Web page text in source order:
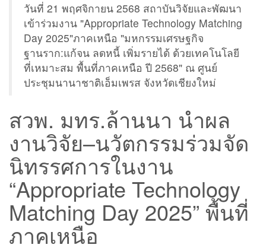
วันที่ 21 พฤศจิกายน 2568 สถาบันวิจัยและพัฒนา
เข้าร่วมงาน "Appropriate Technology Matching
Day 2025"ภาคเหนือ "มหกรรมเศรษฐกิจ
ฐานราก:แก้จน ลดหนี้ เพิ่มรายได้ ด้วยเทคโนโลยี
ที่เหมาะสม พื้นที่ภาคเหนือ ปี 2568" ณ ศูนย์
ประชุมนานาชาติเอ็มเพรส จังหวัดเชียงใหม่
สวพ. มทร.ล้านนา นำผล
งานวิจัย–นวัตกรรมร่วมจัด
นิทรรศการในงาน
“Appropriate Technology
Matching Day 2025” พื้นที่
ภาคเหนือ